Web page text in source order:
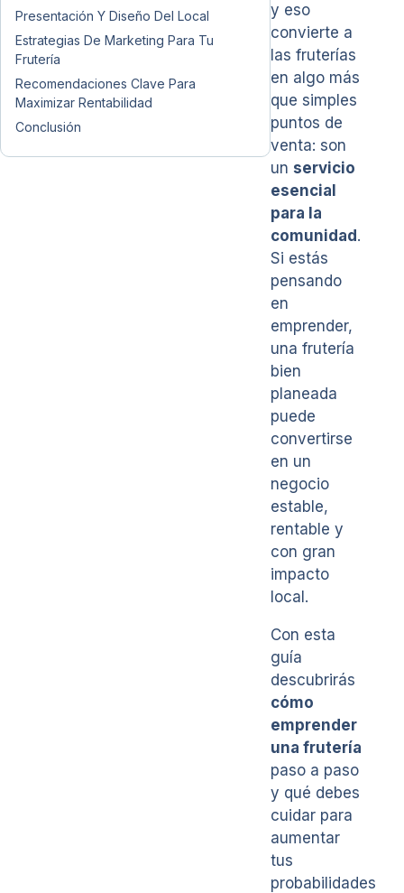
Presentación Y Diseño Del Local
Estrategias De Marketing Para Tu
Frutería
Recomendaciones Clave Para
Maximizar Rentabilidad
Conclusión
y eso
convierte a
las fruterías
en algo más
que simples
puntos de
venta: son
un servicio
esencial
para la
comunidad .
Si estás
pensando
en
emprender,
una frutería
bien
planeada
puede
convertirse
en un
negocio
estable,
rentable y
con gran
impacto
local.
Con esta
guía
descubrirás
cómo
emprender
una frutería
paso a paso
y qué debes
cuidar para
aumentar
tus
probabilidades